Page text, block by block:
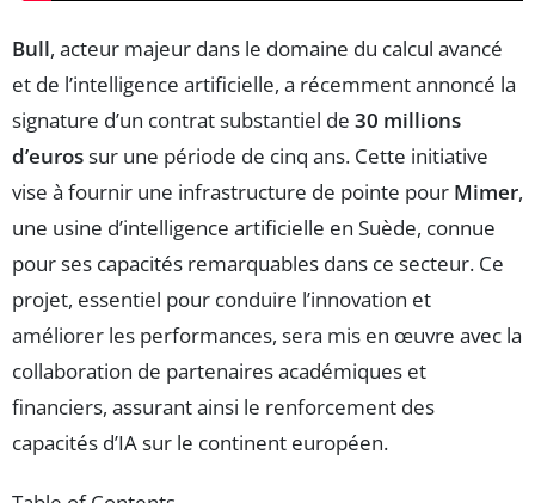
Bull, acteur majeur dans le domaine du calcul avancé
et de l’intelligence artificielle, a récemment annoncé la
signature d’un contrat substantiel de 30 millions
d’eurossur une période de cinq ans. Cette initiative
vise à fournir une infrastructure de pointe pour Mimer,
une usine d’intelligence artificielle en Suède, connue
pour ses capacités remarquables dans ce secteur. Ce
projet, essentiel pour conduire l’innovation et
améliorer les performances, sera mis en œuvre avec la
collaboration de partenaires académiques et
financiers, assurant ainsi le renforcement des
capacités d’IA sur le continent européen.